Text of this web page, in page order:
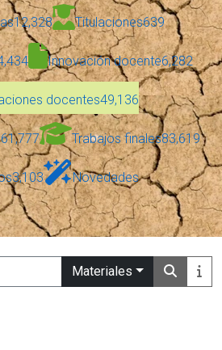
12,328 Titulaciones639
Innovación docente6,282
docentes49,136
61,777 Trabajos finales83,619
3,103 Novedades
Materiales